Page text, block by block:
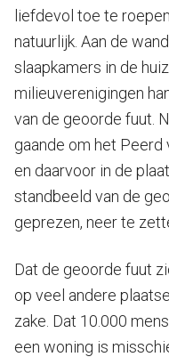
liefdevol toe te
natuurlijk. Aan de
slaapkamers in de
milieuverenigingen
van de geoorde fuut.
gaande om het
en daarvoor in de
standbeeld van de
geprezen, neer te
Dat de geoorde fuut
op veel andere
zake. Dat 10.000
een woning is